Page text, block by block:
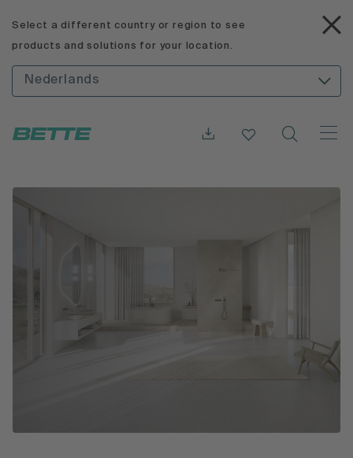
Select a different country or region to see
products and solutions for your location.
Nederlands